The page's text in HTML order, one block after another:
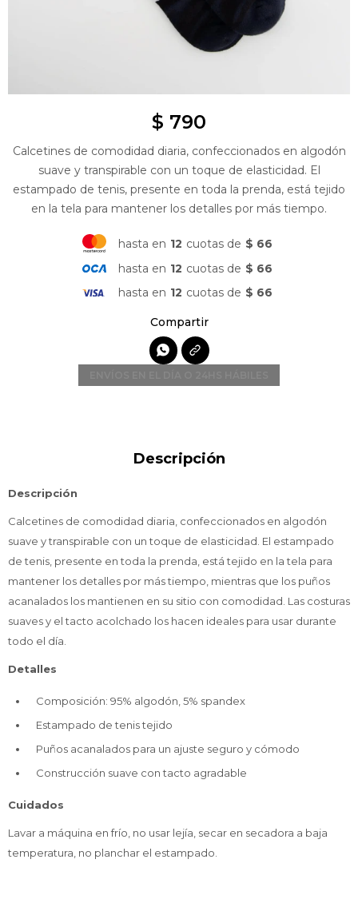
$ 790
Calcetines de comodidad diaria, confeccionados en algodón
suave y transpirable con un toque de elasticidad. El
estampado de tenis, presente en toda la prenda, está tejido
en la tela para mantener los detalles por más tiempo.
hasta en 12 cuotas de $ 66
hasta en 12 cuotas de $ 66
hasta en 12 cuotas de $ 66

Descripción
Descripción
Calcetines de comodidad diaria, confeccionados en algodón
suave y transpirable con un toque de elasticidad. El estampado
de tenis, presente en toda la prenda, está tejido en la tela para
mantener los detalles por más tiempo, mientras que los puños
acanalados los mantienen en su sitio con comodidad. Las costuras
suaves y el tacto acolchado los hacen ideales para usar durante
todo el día.
Detalles
Composición: 95% algodón, 5% spandex
Estampado de tenis tejido
Puños acanalados para un ajuste seguro y cómodo
Construcción suave con tacto agradable
Cuidados
Lavar a máquina en frío, no usar lejía, secar en secadora a baja
temperatura, no planchar el estampado.